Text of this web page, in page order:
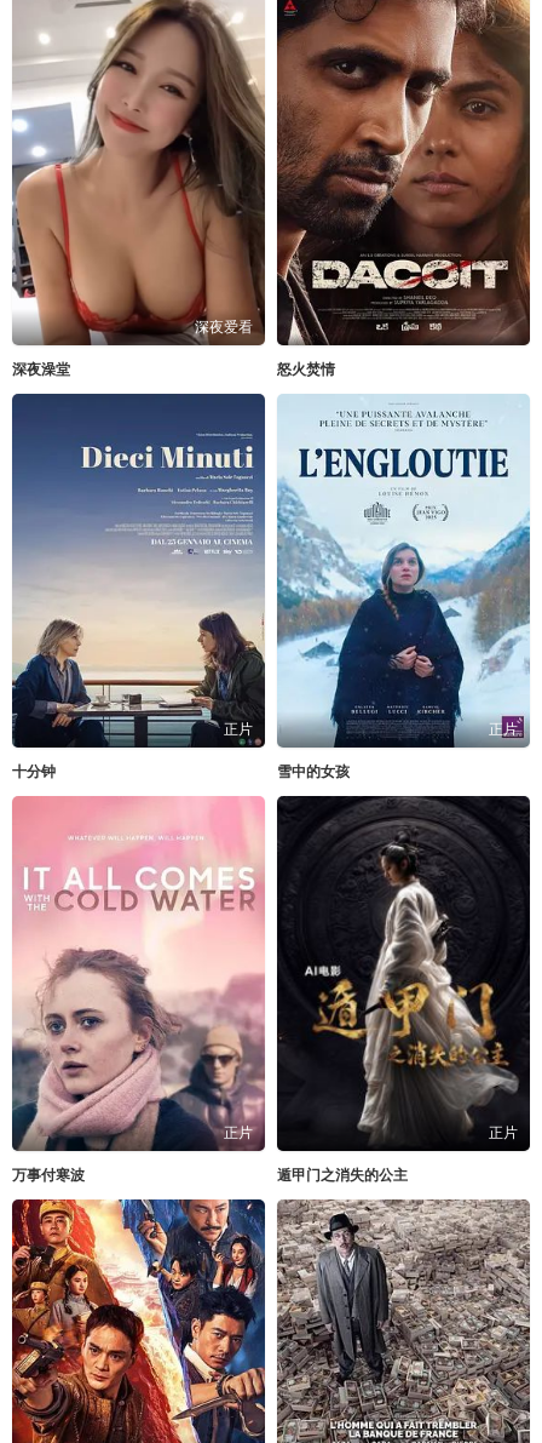
深夜爱看
深夜澡堂 怒火焚情
正片
十分钟
正片
雪中的女孩
正片
万事付寒波
正片
遁甲门之消失的公主